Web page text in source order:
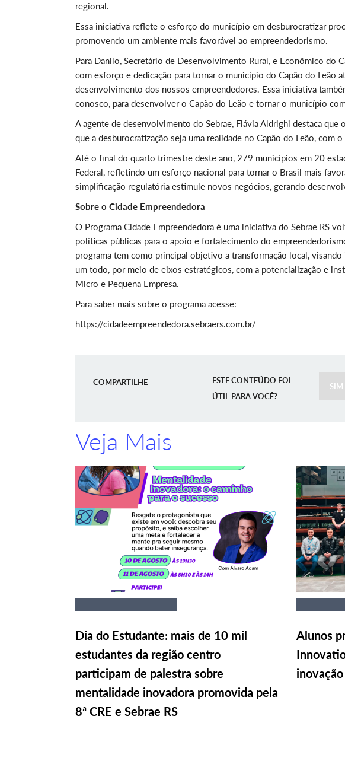
regional.
Essa iniciativa reflete o esforço do município em desburocratizar
promovendo um ambiente mais favorável ao empreendedorismo.
Para Danilo, Secretário de Desenvolvimento Rural, e Econômico do
com esforço e dedicação para tornar o município do Capão do Leão
desenvolvimento dos nossos empreendedores. Essa iniciativa
conosco, para desenvolver o Capão do Leão e tornar o município
A agente de desenvolvimento do Sebrae, Flávia Aldrighi destaca
que a desburocratização seja uma realidade no Capão do Leão, com
Até o final do quarto trimestre deste ano, 279 municípios em 20
Federal, refletindo um esforço nacional para tornar o Brasil mais
simplificação regulatória estimule novos negócios, gerando
Sobre o Cidade Empreendedora
O Programa Cidade Empreendedora é uma iniciativa do Sebrae RS
políticas públicas para o apoio e fortalecimento do
programa tem como principal objetivo a transformação local,
um todo, por meio de eixos estratégicos, com a potencialização e
Micro e Pequena Empresa.
Para saber mais sobre o programa acesse:
https://cidadeempreendedora.sebraers.com.br/
COMPARTILHE
ESTE CONTEÚDO FOI
ÚTIL PARA VOCÊ?
SIM
Veja Mais
Dia do Estudante: mais de 10 mil
estudantes da região centro
participam de palestra sobre
mentalidade inovadora promovida pela
8ª CRE e Sebrae RS
Alunos